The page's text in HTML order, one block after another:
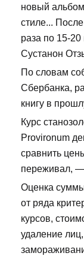
новый
стиле...
раза по 15-
Сустанон
По словам
Сбербанка,
книгу в
Курс
Provironum
сравнить
переживал, —
Оценка
от ряда
курсов,
удаление